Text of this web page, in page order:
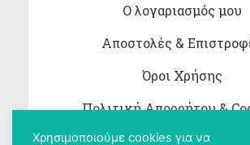
Ο λογαριασμός μου
Αποστολές &
Όροι Χρήσης
Πολιτική Απορρήτου &
Χρησιμοποιούμε cookies για να